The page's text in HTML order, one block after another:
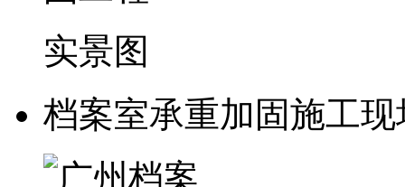
实景图
档案室承重加固施工现